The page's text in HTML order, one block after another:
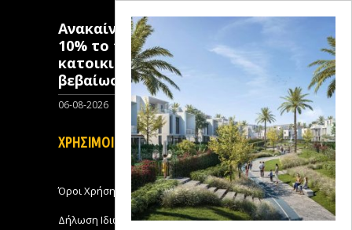
Ανακαίνιση Κατοικίας: Μόλις
10% το ποσοστό των κλειστών
κατοικιών που έχουν λάβει
βεβαίωση ένταξης
06-08-2026 0
ΧΡΗΣΙΜΟΙ ΣΥΝΔΕΣΜΟΙ
Όροι Χρήσης
Δήλωση Ιδιωτικότητας